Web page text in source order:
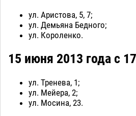
ул. Аристова, 5, 7;
ул. Демьяна Бедного;
ул. Короленко.
15 июня 2013 года с
ул. Тренева, 1;
ул. Мейера, 2;
ул. Мосина, 23.